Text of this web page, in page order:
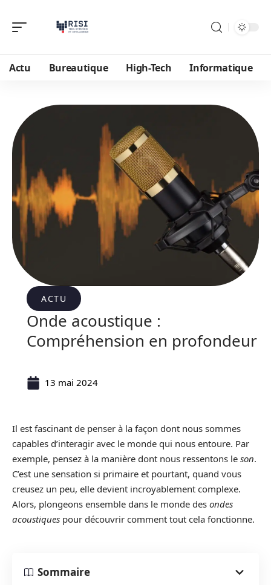
Actu Bureautique High-Tech Informatique
ACTU
Onde acoustique :
Compréhension en profondeur
13 mai 2024
Il est fascinant de penser à la façon dont nous sommes
capables d’interagir avec le monde qui nous entoure. Par
exemple, pensez à la manière dont nous ressentons le son.
C’est une sensation si primaire et pourtant, quand vous
creusez un peu, elle devient incroyablement complexe.
Alors, plongeons ensemble dans le monde des ondes
acoustiques pour découvrir comment tout cela fonctionne.
Sommaire